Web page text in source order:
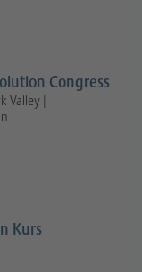
Congress
Valley |
Kurs